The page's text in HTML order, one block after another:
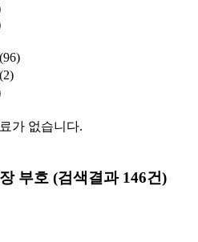
(96)
(2)
가 없습니다.
부호 (검색결과 146건)